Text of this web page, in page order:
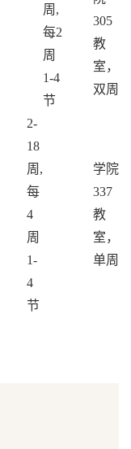
周,
每2
周
1-4
节
305
教
室，
双周
2-
18
周,
每
4
周
1-
4
节
学院
337
教
室，
单周